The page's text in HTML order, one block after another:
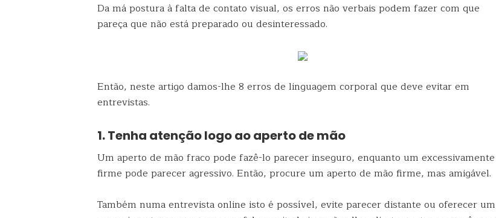
Da má postura à falta de contato visual, os erros não verbais podem fazer com que
pareça que não está preparado ou desinteressado.
Então, neste artigo damos-lhe 8 erros de linguagem corporal que deve evitar em
entrevistas.
1. Tenha atenção logo ao aperto de mão
Um aperto de mão fraco pode fazê-lo parecer inseguro, enquanto um excessivamente
firme pode parecer agressivo. Então, procure um aperto de mão firme, mas amigável.
Também numa entrevista online isto é possível, evite parecer distante ou oferecer um